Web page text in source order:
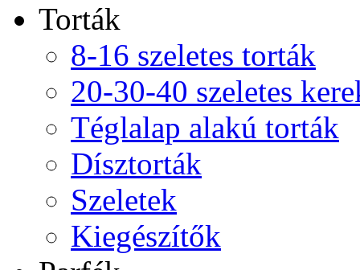
Torták
8-16 szeletes torták
20-30-40 szeletes
Téglalap alakú torták
Dísztorták
Szeletek
Kiegészítők